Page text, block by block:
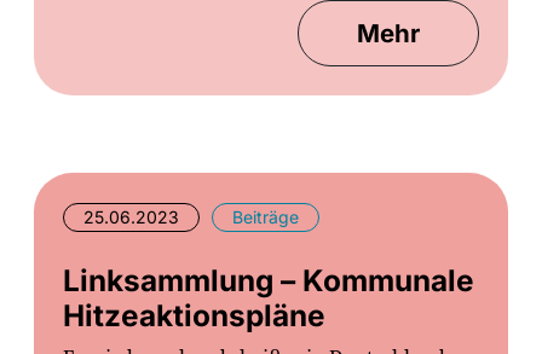
Mehr
25.06.2023 Beiträge
Linksammlung – Kommunale
Hitzeaktionspläne